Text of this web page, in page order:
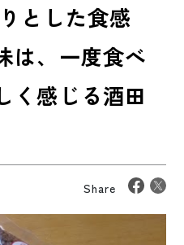
とした食感
は、一度食べ
く感じる酒田
Share